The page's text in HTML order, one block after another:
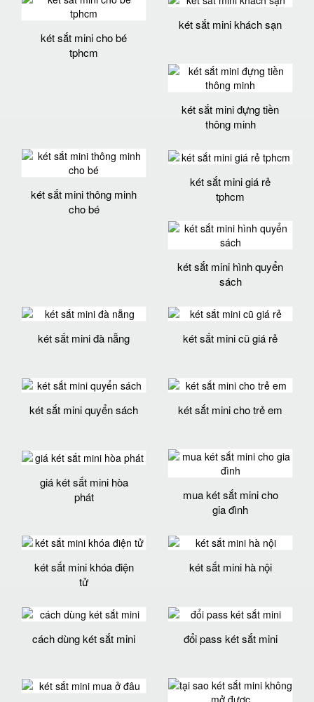
két sắt mini cho bé
tphcm
két sắt mini khách sạn
két sắt mini đựng tiền
thông minh
két sắt mini thông minh
cho bé
két sắt mini giá rẻ
tphcm
két sắt mini hình quyển
sách
két sắt mini đà nẵng két sắt mini cũ giá rẻ
két sắt mini quyển sách két sắt mini cho trẻ em
giá két sắt mini hòa
phát
mua két sắt mini cho
gia đình
két sắt mini khóa điện
tử
két sắt mini hà nội
cách dùng két sắt mini đổi pass két sắt mini